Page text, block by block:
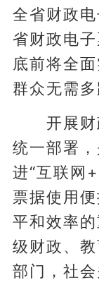
全省财政
省财政电
底前将全
群众无需多
开展财
统一部署
进“互联网
票据使用
平和效率
级财政、
部门，社